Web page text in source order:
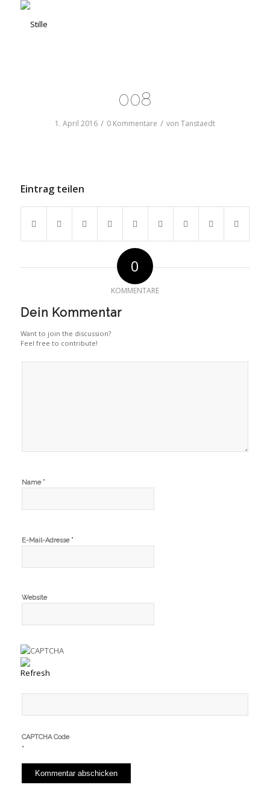
008
1. April 2016 / 0 Kommentare / von Tanstaedt
Eintrag teilen
0
KOMMENTARE
Dein Kommentar
Want to join the discussion?
Feel free to contribute!
Name *
E-Mail-Adresse *
Website
CAPTCHA Code
*